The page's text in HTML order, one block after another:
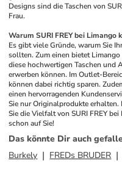
Designs sind die Taschen von
Frau.
Warum SURI FREY bei Limango
Es gibt viele Gründe, warum Sie
sollten. Zum einen bietet
diese hochwertigen Taschen und
erwerben können. Im Outlet-
können dabei richtig sparen.
einen hervorragenden
Sie nur Originalprodukte erhalten.
Sie die Vielfalt von SURI FREY
schon auf Sie!
Das könnte Dir auch
Burkely
FREDs BRUDER